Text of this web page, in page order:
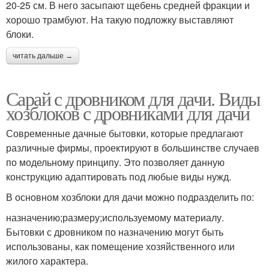
20-25 см. В него засыпают щебень средней фракции и
хорошо трамбуют. На такую подложку выставляют
блоки.
читать дальше →
Сарай с дровником для дачи. Виды
хозблоков с дровниками для дачи
Современные дачные бытовки, которые предлагают
различные фирмы, проектируют в большинстве случаев
по модельному принципу. Это позволяет данную
конструкцию адаптировать под любые виды нужд.
В основном хозблоки для дачи можно подразделить по:
назначению;размеру;используемому материалу.
Бытовки с дровником по назначению могут быть
использованы, как помещение хозяйственного или
жилого характера.